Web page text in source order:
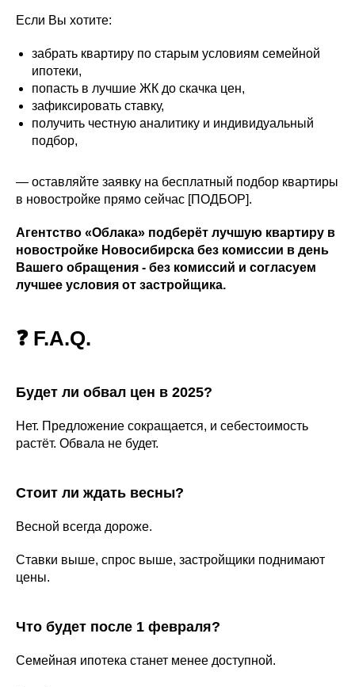
Если Вы хотите:
забрать квартиру по старым условиям семейной
ипотеки,
попасть в лучшие ЖК до скачка цен,
зафиксировать ставку,
получить честную аналитику и индивидуальный
подбор,
— оставляйте заявку на бесплатный подбор квартиры
в новостройке прямо сейчас [ПОДБОР].
Агентство «Облака» подберёт лучшую квартиру в
новостройке Новосибирска без комиссии в день
Вашего обращения - без комиссий и согласуем
лучшее условия от застройщика.
❓ F.A.Q.
Будет ли обвал цен в 2025?
Нет. Предложение сокращается, и себестоимость
растёт. Обвала не будет.
Стоит ли ждать весны?
Весной всегда дороже.
Ставки выше, спрос выше, застройщики поднимают
цены.
Что будет после 1 февраля?
Семейная ипотека станет менее доступной.